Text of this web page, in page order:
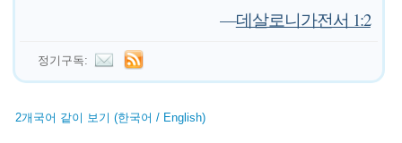
—데살로니가전서 1:2
정기구독:
2개국어 같이 보기 (한국어 / English)